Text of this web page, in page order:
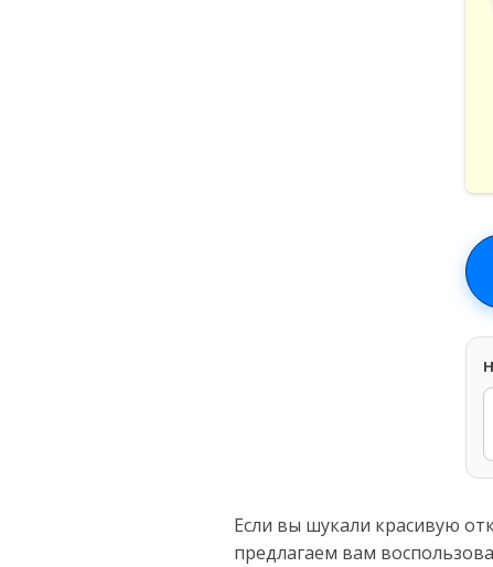
Если вы шукали красивую
предлагаем вам